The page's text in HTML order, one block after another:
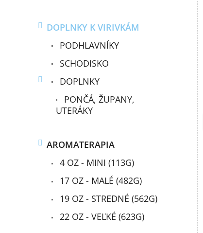
DOPLNKY K VIRIVKÁM
PODHLAVNÍKY
SCHODISKO
DOPLNKY
PONČÁ, ŽUPANY,
UTERÁKY
AROMATERAPIA
4 OZ - MINI (113G)
17 OZ - MALÉ (482G)
19 OZ - STREDNÉ (562G)
22 OZ - VEĽKÉ (623G)